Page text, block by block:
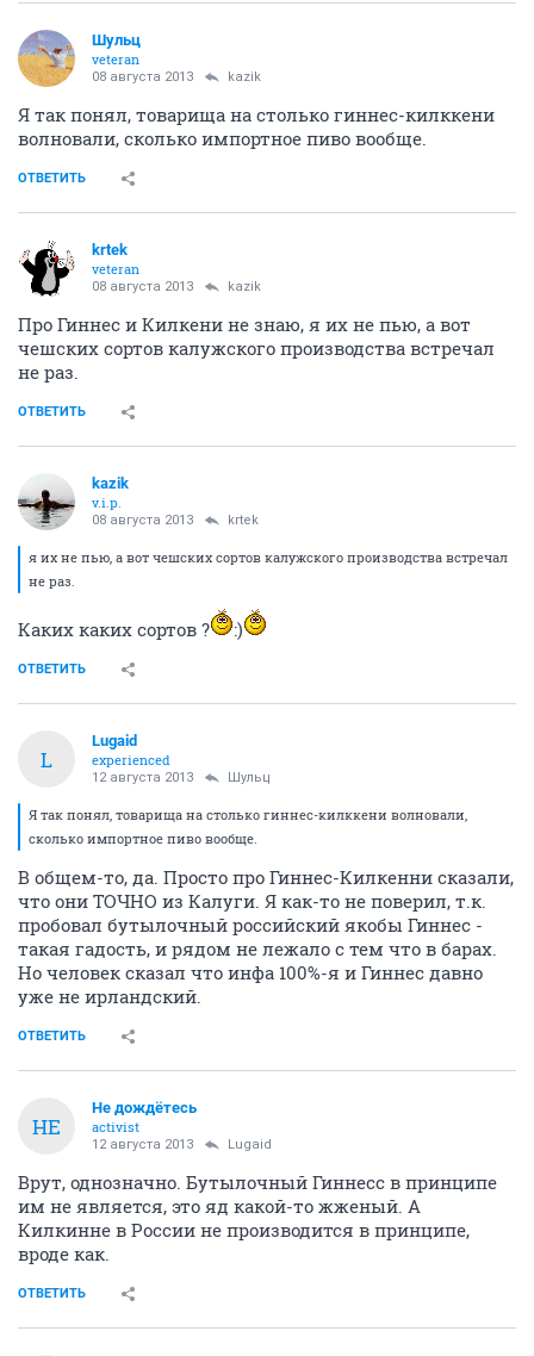
Шульц
veteran
08 августа 2013 kazik
Я так понял, товарища на столько гиннес-килккени
волновали, сколько импортное пиво вообще.
ОТВЕТИТЬ
krtek
veteran
08 августа 2013 kazik
Про Гиннес и Килкени не знаю, я их не пью, а вот
чешских сортов калужского производства встречал
не раз.
ОТВЕТИТЬ
kazik
v.i.p.
08 августа 2013 krtek
я их не пью, а вот чешских сортов калужского производства встречал
не раз.
Каких каких сортов ? :)
ОТВЕТИТЬ
L
Lugaid
experienced
12 августа 2013 Шульц
Я так понял, товарища на столько гиннес-килккени волновали,
сколько импортное пиво вообще.
В общем-то, да. Просто про Гиннес-Килкенни сказали,
что они ТОЧНО из Калуги. Я как-то не поверил, т.к.
пробовал бутылочный российский якобы Гиннес -
такая гадость, и рядом не лежало с тем что в барах.
Но человек сказал что инфа 100%-я и Гиннес давно
уже не ирландский.
ОТВЕТИТЬ
НЕ
Не дождётесь
activist
12 августа 2013 Lugaid
Врут, однозначно. Бутылочный Гиннесс в принципе
им не является, это яд какой-то жженый. А
Килкинне в России не производится в принципе,
вроде как.
ОТВЕТИТЬ